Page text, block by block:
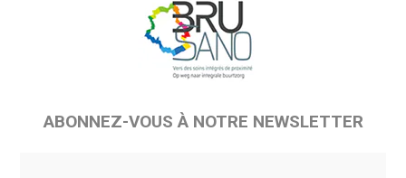
ABONNEZ-VOUS À NOTRE NEWSLETTER